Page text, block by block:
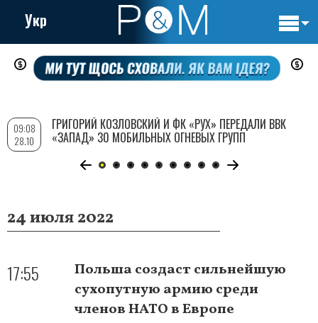
Перейти
содержанию
Укр
24 июля 2022
17:55
Польша создаст сильнейшую
сухопутную армию среди
членов НАТО в Европе
09:08
28.10
ГРИГОРИЙ КОЗЛОВСКИЙ И ФК «РУХ» ПЕРЕДАЛИ ВВК
«ЗАПАД» 30 МОБИЛЬНЫХ ОГНЕВЫХ ГРУПП